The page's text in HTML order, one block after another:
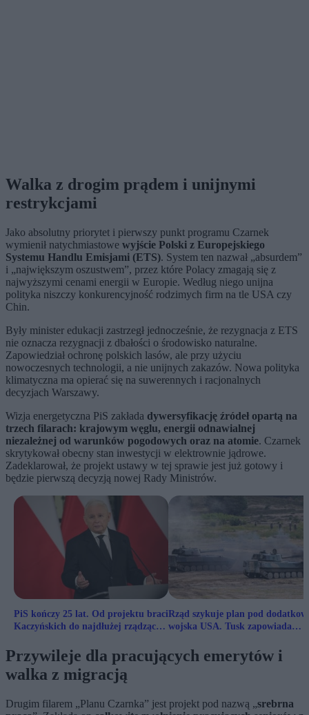
Walka z drogim prądem i unijnymi
restrykcjami
Jako absolutny priorytet i pierwszy punkt programu Czarnek
wymienił natychmiastowe wyjście Polski z Europejskiego
Systemu Handlu Emisjami (ETS). System ten nazwał „absurdem”
i „największym oszustwem”, przez które Polacy zmagają się z
najwyższymi cenami energii w Europie. Według niego unijna
polityka niszczy konkurencyjność rodzimych firm na tle USA czy
Chin.
Były minister edukacji zastrzegł jednocześnie, że rezygnacja z ETS
nie oznacza rezygnacji z dbałości o środowisko naturalne.
Zapowiedział ochronę polskich lasów, ale przy użyciu
nowoczesnych technologii, a nie unijnych zakazów. Nowa polityka
klimatyczna ma opierać się na suwerennych i racjonalnych
decyzjach Warszawy.
Wizja energetyczna PiS zakłada dywersyfikację źródeł opartą na
trzech filarach: krajowym węglu, energii odnawialnej
niezależnej od warunków pogodowych oraz na atomie. Czarnek
skrytykował obecny stan inwestycji w elektrownie jądrowe.
Zadeklarował, że projekt ustawy w tej sprawie jest już gotowy i
będzie pierwszą decyzją nowej Rady Ministrów.
PiS kończy 25 lat. Od projektu braci
Kaczyńskich do najdłużej rządzącej
Rząd szykuje plan pod
wojska USA. Tusk zapowiada
Przywileje dla pracujących emerytów i
walka z migracją
Drugim filarem „Planu Czarnka” jest projekt pod nazwą „srebrna